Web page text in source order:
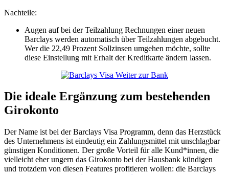
Nachteile:
Augen auf bei der Teilzahlung Rechnungen einer neuen
Barclays werden automatisch über Teilzahlungen abgebucht.
Wer die 22,49 Prozent Sollzinsen umgehen möchte, sollte
diese Einstellung mit Erhalt der Kreditkarte ändern lassen.
Weiter zur Bank
Die ideale Ergänzung zum bestehenden
Girokonto
Der Name ist bei der Barclays Visa Programm, denn das Herzstück
des Unternehmens ist eindeutig ein Zahlungsmittel mit unschlagbar
günstigen Konditionen. Der große Vorteil für alle Kund*innen, die
vielleicht eher ungern das Girokonto bei der Hausbank kündigen
und trotzdem von diesen Features profitieren wollen: die Barclays